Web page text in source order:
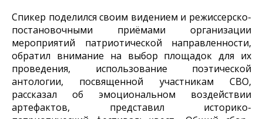
Спикер поделился своим видением и режиссерско-
постановочными приёмами организации
мероприятий патриотической направленности,
обратил внимание на выбор площадок для их
проведения, использование поэтической
антологии, посвященной участникам СВО,
рассказал об эмоциональном воздействии
артефактов, представил историко-